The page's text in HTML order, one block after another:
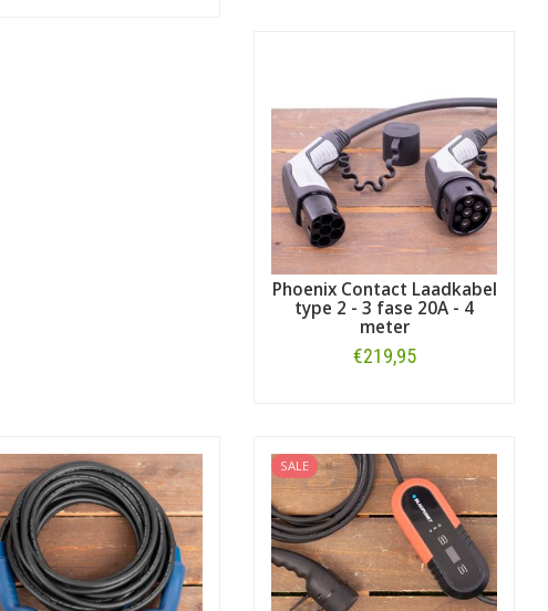
Phoenix Contact Laadkabel
type 2 - 3 fase 20A - 4
meter
€219,95
SALE